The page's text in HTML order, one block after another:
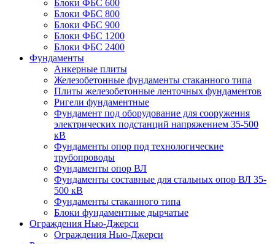
Блоки ФБС 600
Блоки ФБС 800
Блоки ФБС 900
Блоки ФБС 1200
Блоки ФБС 2400
Фундаменты
Анкерные плиты
Железобетонные фундаменты стаканного типа
Плиты железобетонные ленточных фундаментов
Ригели фундаментные
Фундамент под оборудование для сооружения
электрических подстанций напряжением 35-500
кВ
Фундаменты опор под технологические
трубопроводы
Фундаменты опор ВЛ
Фундаменты составные для стальных опор ВЛ 35-
500 кВ
Фундаменты стаканного типа
Блоки фундаментные дырчатые
Ограждения Нью-Джерси
Ограждения Нью-Джерси